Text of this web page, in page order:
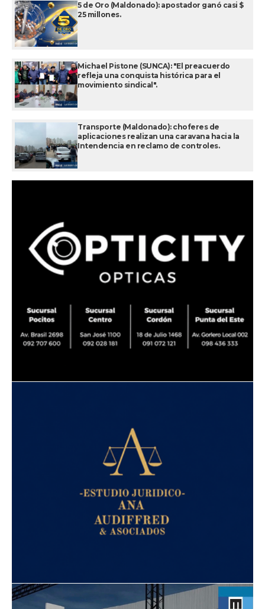
5 de Oro (Maldonado): apostador ganó casi $
25 millones.
Michael Pistone (SUNCA): "El preacuerdo
refleja una conquista histórica para el
movimiento sindical".
Transporte (Maldonado): choferes de
aplicaciones realizan una caravana hacia la
Intendencia en reclamo de controles.